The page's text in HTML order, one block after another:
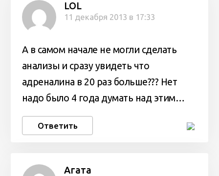
LOL
11 декабря 2013 в 17:33
А в самом начале не могли сделать
анализы и сразу увидеть что
адреналина в 20 раз больше??? Нет
надо было 4 года думать над этим…
Ответить
Агата